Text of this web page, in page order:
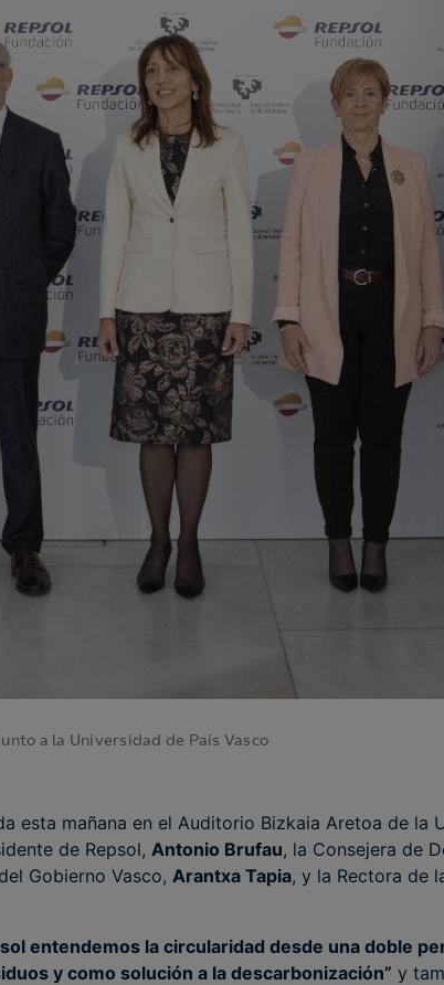
a la Universidad de País Vasco
esta mañana en el Auditorio Bizkaia Aretoa de la
de Repsol, Antonio Brufau, la Consejera de
Gobierno Vasco, Arantxa Tapia, y la Rectora de
entendemos la circularidad desde una doble
y como solución a la descarbonización” y